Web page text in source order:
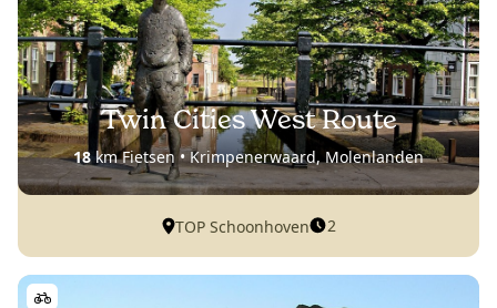
Twin Cities West Route
18km Fietsen • Krimpenerwaard, Molenlanden
TOP Schoonhoven 2